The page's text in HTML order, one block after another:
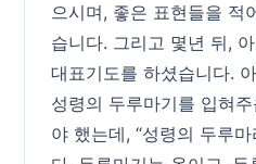
으시며, 좋은 표현들을 적
습니다. 그리고 몇년 뒤,
대표기도를 하셨습니다.
성령의 두루마기를 입혀
야 했는데, “성령의 두루